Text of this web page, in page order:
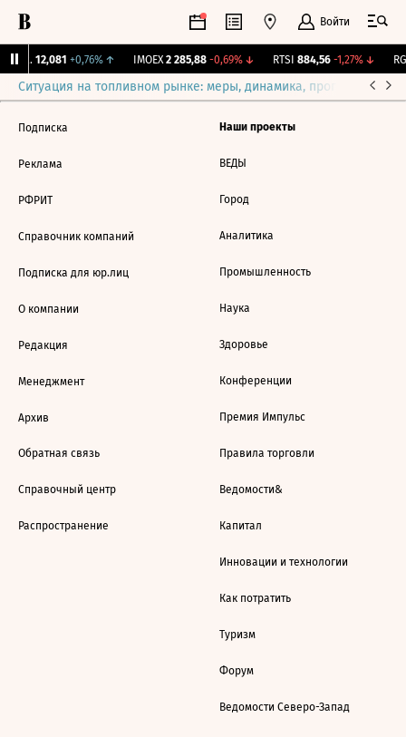
Войти
12,081 +0,76%↑ IMOEX 2 285,88 -0,69%↓ RTSI 884,56 -1,27%↓
Ситуация на топливном рынке: меры, динамика, прогнозы
Подписка
Реклама
РФРИТ
Справочник компаний
Подписка для юр.лиц
О компании
Редакция
Менеджмент
Архив
Обратная связь
Справочный центр
Распространение
Наши проекты
ВЕДЫ
Город
Аналитика
Промышленность
Наука
Здоровье
Конференции
Премия Импульс
Правила торговли
Ведомости&
Капитал
Инновации и технологии
Как потратить
Туризм
Форум
Ведомости Северо-Запад